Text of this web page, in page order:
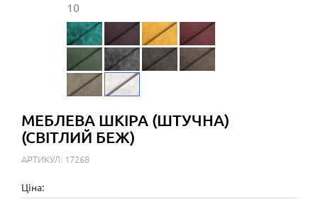
10
МЕБЛЕВА ШКІРА (ШТУЧНА)
(СВІТЛИЙ БЕЖ)
АРТИКУЛ: 17268
Ціна: